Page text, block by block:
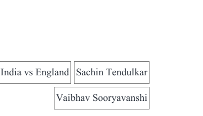
Sachin Tendulkar
India vs England
Vaibhav Sooryavanshi